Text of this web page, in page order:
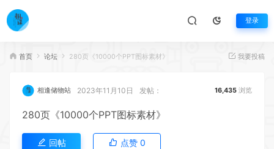
登录
首页 论坛 280页《10000个PPT图标素材》 我要投稿
相逢储物站 2023年11月10日 发帖： 16,435 浏览
280页《10000个PPT图标素材》
回帖 点赞 0